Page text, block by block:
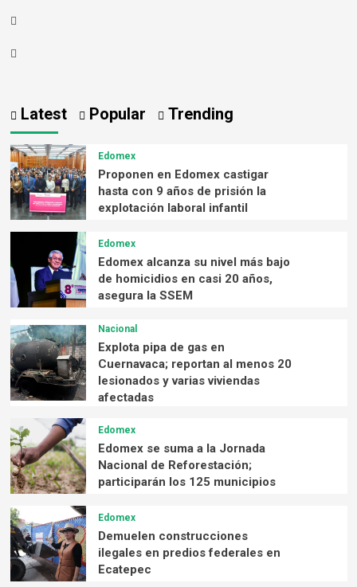
Latest Popular Trending
Edomex
Proponen en Edomex castigar
hasta con 9 años de prisión la
explotación laboral infantil
Edomex
Edomex alcanza su nivel más bajo
de homicidios en casi 20 años,
asegura la SSEM
Nacional
Explota pipa de gas en
Cuernavaca; reportan al menos 20
lesionados y varias viviendas
afectadas
Edomex
Edomex se suma a la Jornada
Nacional de Reforestación;
participarán los 125 municipios
Edomex
Demuelen construcciones
ilegales en predios federales en
Ecatepec